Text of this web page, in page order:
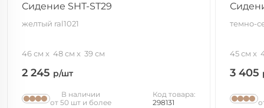
Сидение SHT-ST29
желтый ral1021
46 см 48 см 39 см
2 245 р/шт
В наличии
от 50 шт и более
Код товара:
298131
темно-
45 см
3 405